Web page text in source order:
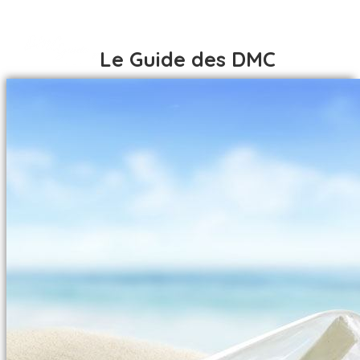
Le Guide des DMC
DESTINATIONS
AFRIQUE
BÉNIN
BURKINA FASO
CÔTE D IVOIRE
AFRIQUE DU SUD
ALGÉRIE
BÉNIN